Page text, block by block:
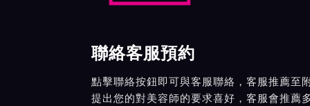
聯絡客服預約
點擊聯絡按鈕即可與客服聯絡，客服推薦至
提出您的對美容師的要求喜好，客服會推薦